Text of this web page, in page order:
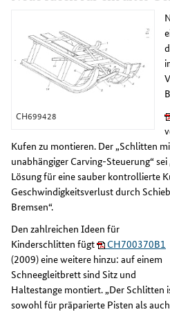
CH699428
Kufen zu montieren. Der „Schlitten
unabhängiger Carving-Steuerung“
Lösung für eine sauber kontrollierte
Geschwindigkeitsverlust durch
Bremsen“.
Den zahlreichen Ideen für
Kinderschlitten fügt
CH700370B1
(2009) eine weitere hinzu: auf einem
Schneegleitbrett sind Sitz und
Haltestange montiert. „Der Schlitten
sowohl für präparierte Pisten als auch